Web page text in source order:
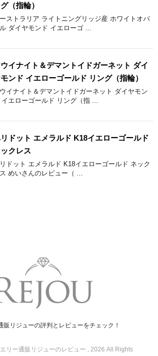
（指輪）
ストラリア ライトニングリッジ産 ホワイトオパ
ダイヤモンド イエローゴ ...
イナイト＆デマントイドガーネット ダイ
ンド イエローゴールド リング（指輪）
イナイト＆デマントイドガーネット ダイヤモン
イエローゴールド リング（指 ...
ドット エメラルド K18イエローゴールド
クレス
ドット エメラルド K18イエローゴールド ネック
めいさんのレビュー（ ...
販リジューの評判とレビューをチェック！
リー通販リジューのレビュー , 2026 All Rights